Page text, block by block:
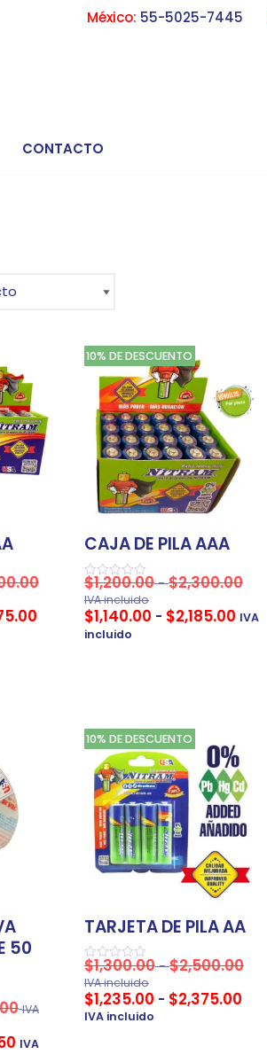
México: 55-5025-7445
CONTACTO
10% DE DESCUENTO
CAJA DE PILA AAA
Valorado
en
0
de
5
$1,200.00-$2,300.00
IVA incluido
$1,140.00 - $2,185.00 IVA
incluido
50
IVA
IVA
10% DE DESCUENTO
TARJETA DE PILA AA
Valorado
en
0
de
5
$1,300.00-$2,500.00
IVA incluido
$1,235.00 - $2,375.00
IVA incluido